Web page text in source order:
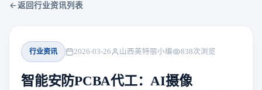
返回行业资讯列表
行业资讯 2026-03-26 山西英特丽小编 838次浏览
智能安防PCBA代工：AI摄像